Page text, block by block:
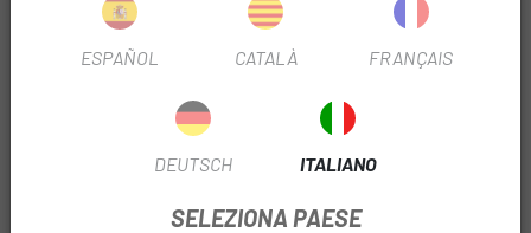
SCHEDA PRODOTTO
VELOCITÀ 8 velocità
FILTRO STAGIONALE
ESPAÑOL CATALÀ FRANÇAIS
DEUTSCH ITALIANO
SELEZIONA PAESE